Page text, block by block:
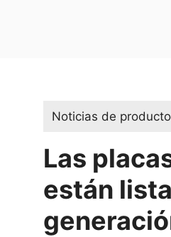
Noticias de
Las
están